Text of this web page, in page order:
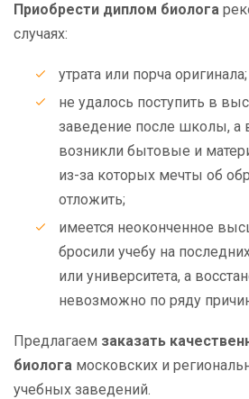
Приобрести диплом биолога
случаях:
утрата или порча оригинала;
не удалось поступить в
заведение после школы, а
возникли бытовые и
из-за которых мечты об
отложить;
имеется неоконченное
бросили учебу на
или университета, а
невозможно по ряду
Предлагаем заказать
биолога московских и
учебных заведений.